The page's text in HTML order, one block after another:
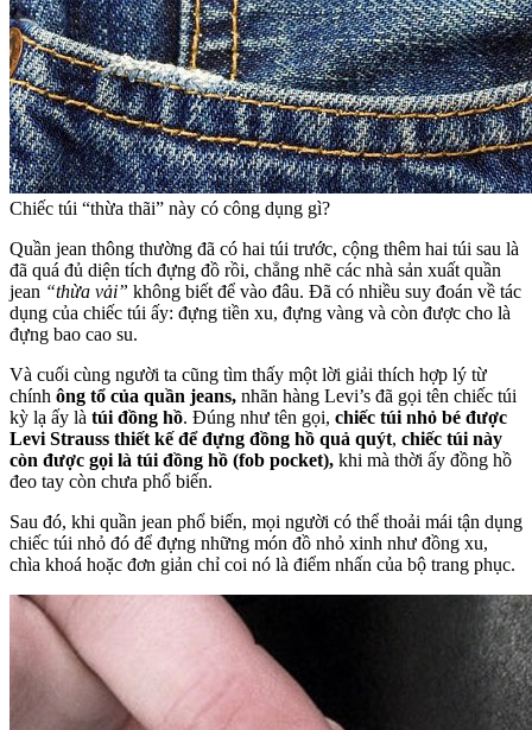
Chiếc túi “thừa thãi” này có công dụng gì?
Quần jean thông thường đã có hai túi trước, cộng thêm hai túi sau là
đã quá đủ diện tích đựng đồ rồi, chẳng nhẽ các nhà sản xuất quần
jean “thừa vải” không biết để vào đâu. Đã có nhiều suy đoán về tác
dụng của chiếc túi ấy: đựng tiền xu, đựng vàng và còn được cho là
đựng bao cao su.
Và cuối cùng người ta cũng tìm thấy một lời giải thích hợp lý từ
chính ông tổ của quần jeans, nhãn hàng Levi’s đã gọi tên chiếc túi
kỳ lạ ấy là túi đồng hồ. Đúng như tên gọi, chiếc túi nhỏ bé được
Levi Strauss thiết kế để đựng đồng hồ quả quýt, chiếc túi này
còn được gọi là túi đồng hồ (fob pocket), khi mà thời ấy đồng hồ
đeo tay còn chưa phổ biến.
Sau đó, khi quần jean phổ biến, mọi người có thể thoải mái tận dụng
chiếc túi nhỏ đó để đựng những món đồ nhỏ xinh như đồng xu,
chìa khoá hoặc đơn giản chỉ coi nó là điểm nhấn của bộ trang phục.